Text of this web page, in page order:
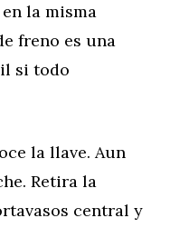
la misma
freno es una
si todo
la llave. Aun
Retira la
central y